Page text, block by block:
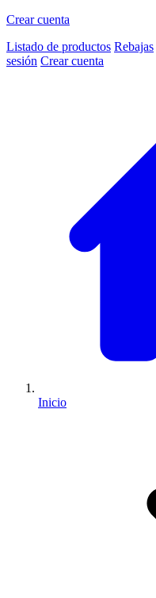
Crear cuenta
Listado de productos Rebajas
sesión Crear cuenta
Inicio